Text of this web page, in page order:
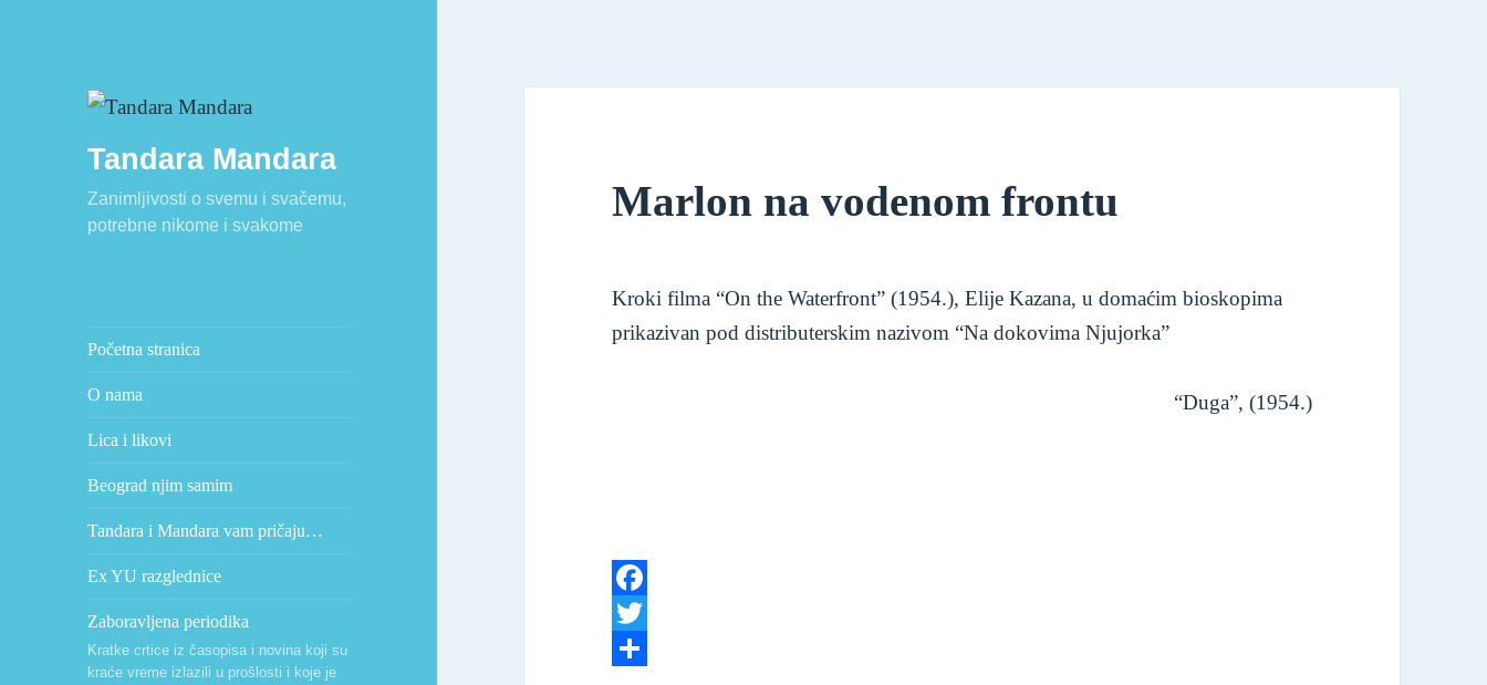
Tandara Mandara
Zanimljivosti o svemu i svačemu,
potrebne nikome i svakome
Početna stranica
O nama
Lica i likovi
Beograd njim samim
Tandara i Mandara vam pričaju…
Ex YU razglednice
Zaboravljena periodika
Kratke crtice iz časopisa i novina koji su
kraće vreme izlazili u prošlosti i koje je
Marlon na vodenom frontu
Kroki filma “On the Waterfront” (1954.), Elije Kazana, u domaćim bioskopima
prikazivan pod distributerskim nazivom “Na dokovima Njujorka”
“Duga”, (1954.)
F
aT